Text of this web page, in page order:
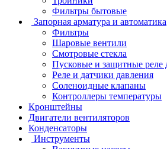
Фильтры бытовые
Запорная арматура и автоматика
Фильтры
Шаровые вентили
Смотровые стекла
Пусковые и защитные реле
Реле и датчики давления
Соленоидные клапаны
Контроллеры температуры
Кронштейны
Двигатели вентиляторов
Конденсаторы
Инструменты